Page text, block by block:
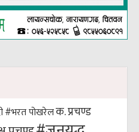
#भरत पोखरेलक. प्रचण्ड